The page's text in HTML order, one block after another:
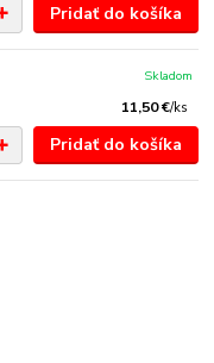
Pridať do košíka
11,50 €/ks
Skladom
Pridať do košíka